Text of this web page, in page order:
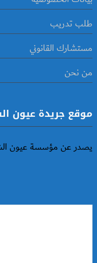
طلب تدريب
مستشارك القانوني
من نحن
موقع جريدة عيون
يصدر عن مؤسسة عيون